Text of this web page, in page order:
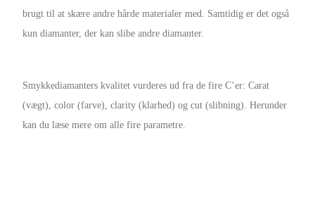
brugt til at skære andre hårde materialer med. Samtidig er det også
kun diamanter, der kan slibe andre diamanter.
Smykkediamanters kvalitet vurderes ud fra de fire C’er: Carat
(vægt), color (farve), clarity (klarhed) og cut (slibning). Herunder
kan du læse mere om alle fire parametre.